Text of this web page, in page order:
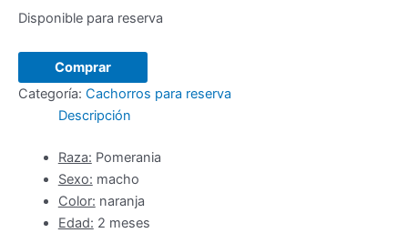
Disponible para reserva
Pomerania
toy
macho
Comprar
Categoría: Cachorros para reserva
Descripción
Raza: Pomerania
Sexo: macho
Color: naranja
Edad: 2 meses